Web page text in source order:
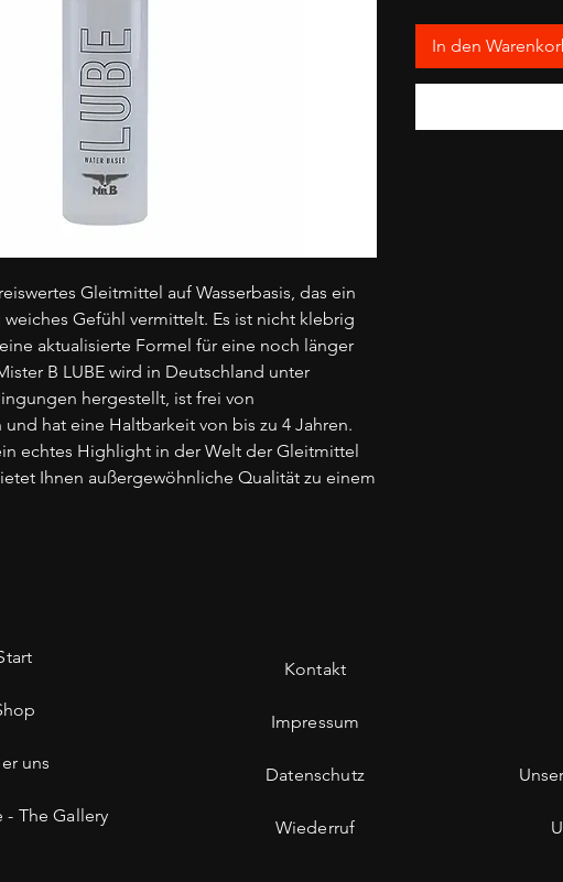
Gleitmittel auf Wasserbasis, das ein
Gefühl vermittelt. Es ist nicht klebrig
aktualisierte Formel für eine noch länger
B LUBE wird in Deutschland unter
hergestellt, ist frei von
hat eine Haltbarkeit von bis zu 4 Jahren.
echtes Highlight in der Welt der Gleitmittel
Ihnen außergewöhnliche Qualität zu einem
In den
uns
- The Gallery
Kontakt
Impressum
Datenschutz
Wiederruf